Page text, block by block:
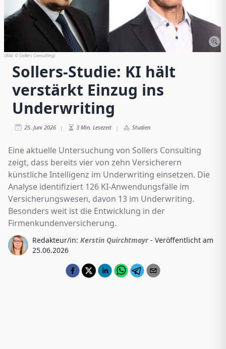
(Bild:© Sollers Consulting)
Sollers-Studie: KI hält
verstärkt Einzug ins
Underwriting
25. Juni 2026 | 3 Min. Lesezeit | Studien
Eine aktuelle Untersuchung von Sollers Consulting
zeigt, dass bereits vier von zehn Versicherern
künstliche Intelligenz im Underwriting einsetzen. Die
Analyse identifiziert 126 KI-Anwendungsfälle im
Versicherungswesen, davon 13 im Underwriting.
Besonders weit ist die Entwicklung in der
Firmenkundenversicherung.
Redakteur/in: Kerstin Quirchtmayr - Veröffentlicht am
25.06.2026